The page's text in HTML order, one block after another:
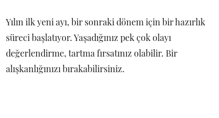
Yılın ilk yeni ayı, bir sonraki dönem için bir hazırlık
süreci başlatıyor. Yaşadığınız pek çok olayı
değerlendirme, tartma fırsatınız olabilir. Bir
alışkanlığınızı bırakabilirsiniz.